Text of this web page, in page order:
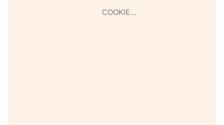
COOKIE…